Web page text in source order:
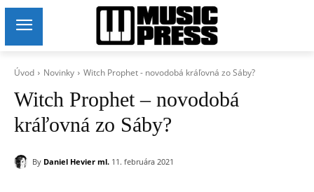
Úvod Novinky Witch Prophet - novodobá kráľovná zo Sáby?
Witch Prophet – novodobá
kráľovná zo Sáby?
By Daniel Hevier ml. 11. februára 2021